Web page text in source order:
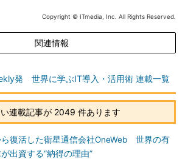
Copyright © ITmedia, Inc. All Rights Reserved.
関連情報
発 世界に学ぶIT導入・活用術 連載一覧
連載記事が 2049 件あります
復活した衛星通信会社OneWeb 世界の有
出資する“納得の理由”